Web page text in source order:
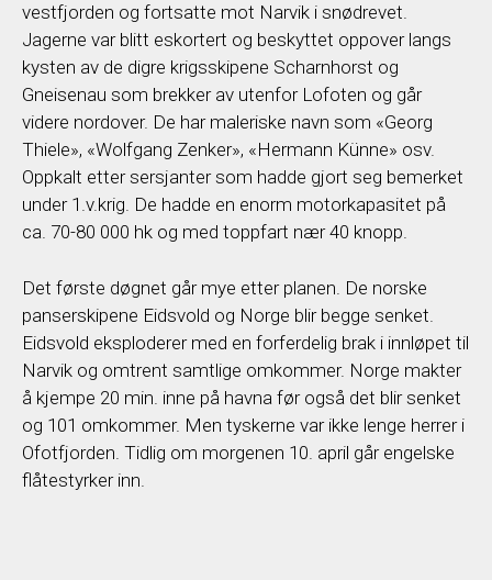
vestfjorden og fortsatte mot Narvik i snødrevet.
Jagerne var blitt eskortert og beskyttet oppover langs
kysten av de digre krigsskipene Scharnhorst og
Gneisenau som brekker av utenfor Lofoten og går
videre nordover. De har maleriske navn som «Georg
Thiele», «Wolfgang Zenker», «Hermann Künne» osv.
Oppkalt etter sersjanter som hadde gjort seg bemerket
under 1.v.krig. De hadde en enorm motorkapasitet på
ca. 70-80 000 hk og med toppfart nær 40 knopp.
Det første døgnet går mye etter planen. De norske
panserskipene Eidsvold og Norge blir begge senket.
Eidsvold eksploderer med en forferdelig brak i innløpet til
Narvik og omtrent samtlige omkommer. Norge makter
å kjempe 20 min. inne på havna før også det blir senket
og 101 omkommer. Men tyskerne var ikke lenge herrer i
Ofotfjorden. Tidlig om morgenen 10. april går engelske
flåtestyrker inn.